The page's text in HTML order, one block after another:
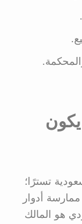
تسترًا؛
أدوار
هو المالك